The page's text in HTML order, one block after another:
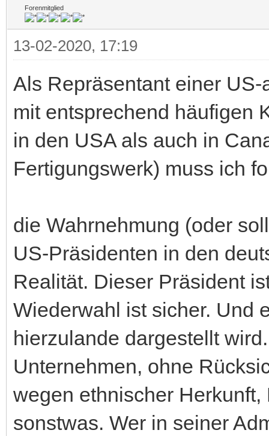
Forenmitglied
13-02-2020, 17:19
Als Repräsentant einer
mit entsprechend häufigen
in den USA als auch in
Fertigungswerk) muss ich
die Wahrnehmung (oder
US-Präsidenten in den
Realität. Dieser Präsident
Wiederwahl ist sicher. Und
hierzulande dargestellt
Unternehmen, ohne
wegen ethnischer
sonstwas. Wer in seiner